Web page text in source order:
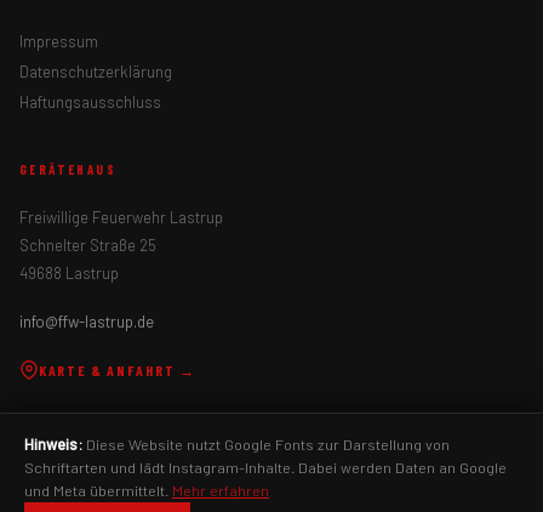
Impressum
Datenschutzerklärung
Haftungsausschluss
GERÄTEHAUS
Freiwillige Feuerwehr Lastrup
Schnelter Straße 25
49688 Lastrup
info@ffw-lastrup.de
KARTE & ANFAHRT →
Freiwillige Feuerwehr Lastrup Gemeinde Lastrup
Hinweis: Diese Website nutzt Google Fonts zur Darstellung von
Schriftarten und lädt Instagram-Inhalte. Dabei werden Daten an Google
und Meta übermittelt. Mehr erfahren